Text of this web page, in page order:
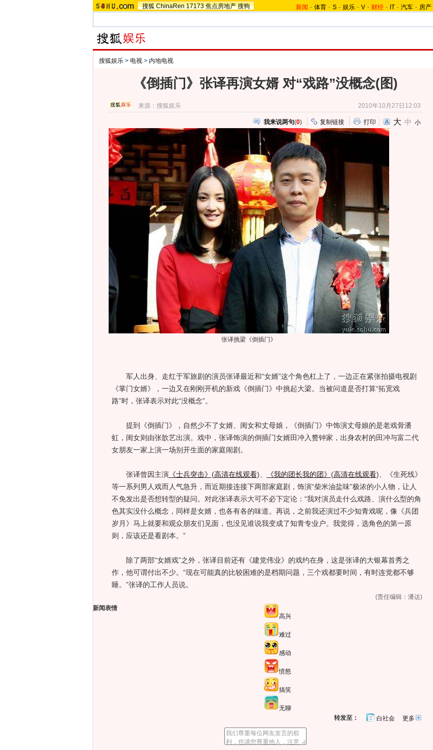
搜狐 ChinaRen 17173 焦点房地产 搜狗 新闻 - 体育 - S - 娱乐 - V - 财经 - IT - 汽车 - 房产
搜狐娱乐 > 电视 > 内地电视
《倒插门》张译再演女婿 对“戏路”没概念(图)
来源：搜狐娱乐 2010年10月27日12:03
我来说两句(0) 复制链接 打印 大 中 小
张译挑梁《倒插门》
军人出身、走红于军旅剧的演员张译最近和“女婿”这个角色杠上了，一边正在紧张拍摄电视剧
《掌门女婿》，一边又在刚刚开机的新戏《倒插门》中挑起大梁。当被问道是否打算“拓宽戏
路”时，张译表示对此“没概念”。
提到《倒插门》，自然少不了女婿、闺女和丈母娘，《倒插门》中饰演丈母娘的是老戏骨潘
虹，闺女则由张歆艺出演。戏中，张译饰演的倒插门女婿田冲入赘钟家，出身农村的田冲与富二代
女朋友一家上演一场别开生面的家庭闹剧。
张译曾因主演《士兵突击》 (高清在线观看) 《我的团长我的团》 (高清在线观看) 、《生死线》
等一系列男人戏而人气急升，而近期接连接下两部家庭剧，饰演“柴米油盐味”极浓的小人物，让人
不免发出是否想转型的疑问。对此张译表示大可不必下定论：“我对演员走什么戏路、演什么型的角
色其实没什么概念，同样是女婿，也各有各的味道。再说，之前我还演过不少知青戏呢，像《兵团
岁月》马上就要和观众朋友们见面，也没见谁说我变成了知青专业户。我觉得，选角色的第一原
则，应该还是看剧本。”
除了两部“女婿戏”之外，张译目前还有《建党伟业》的戏约在身，这是张译的大银幕首秀之
作，他可谓付出不少。“现在可能真的比较困难的是档期问题，三个戏都要时间，有时连觉都不够
睡。”张译的工作人员说。
(责任编辑：潘达)
新闻表情
高兴
难过
感动
愤怒
搞笑
无聊
更多开
转发至： 白社会